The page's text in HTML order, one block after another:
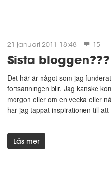
21 januari 2011 18:48 15
Sista bloggen???
Det här är något som jag
fortsättningen blir. Jag kanske
morgon eller om en vecka eller
har jag tappat inspirationen till
Läs mer